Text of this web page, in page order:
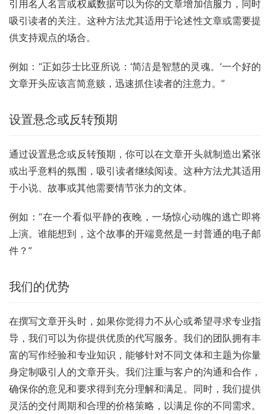
引用名人名言或权威数据可以为你的文章增加信服力，同时
吸引读者的关注。这种方法尤其适用于论述性文章或需要提
供支持观点的场合。
例如：“正如莎士比亚所说：‘简洁是智慧的灵魂。’一个好的
文章开头应该言简意赅，迅速抓住读者的注意力。”
设置悬念或反转预期
通过设置悬念或反转预期，你可以在文章开头就制造出紧张
或出乎意料的氛围，吸引读者继续阅读。这种方法尤其适用
于小说、故事或其他需要情节张力的文体。
例如：“在一个看似平静的夜晚，一场惊心动魄的逃亡即将
上演。谁能想到，这个故事的开端竟然是一封普通的电子邮
件？”
我们的优势
在撰写文章开头时，如果你觉得力不从心或希望寻求专业指
导，我们可以为你提供优质的代写服务。我们的团队拥有丰
富的写作经验和专业知识，能够针对不同文体和主题为你量
身定制吸引人的文章开头。我们注重与客户的沟通和合作，
确保你的意见和要求得到充分理解和满足。同时，我们提供
灵活的交付周期和合理的价格策略，以满足你的不同需求。